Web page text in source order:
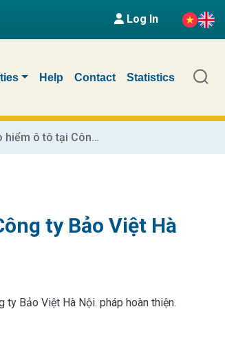
Log In
Help Contact Statistics
Nâng cao hiệu quả kinh doanh bảo hiểm ô tô tại Công ty Bảo Việt Hà Nội
ty Bảo Việt Hà
Bảo Việt Hà Nội. pháp hoàn thiện.